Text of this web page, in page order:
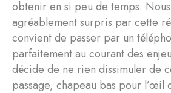
obtenir en si peu de temps.
agréablement surpris par cette
convient de passer par un
parfaitement au courant des
décide de ne rien dissimuler de
passage, chapeau bas pour l’œil